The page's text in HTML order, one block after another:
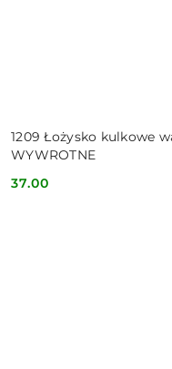
1209 Łożysko kulkowe
WYWROTNE
Cena:
37.00